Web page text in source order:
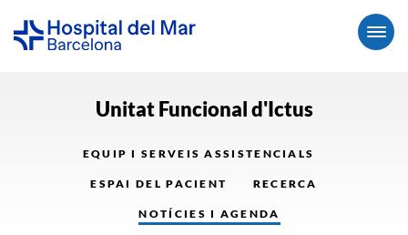
Unitat Funcional d'Ictus
EQUIP I SERVEIS ASSISTENCIALS
ESPAI DEL PACIENT RECERCA
NOTÍCIES I AGENDA